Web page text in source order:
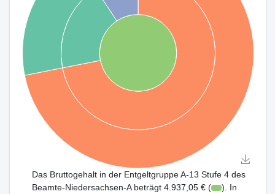
Das Bruttogehalt in der Entgeltgruppe A-13 Stufe 4 des
Beamte-Niedersachsen-A beträgt 4.937,05 € (
). In